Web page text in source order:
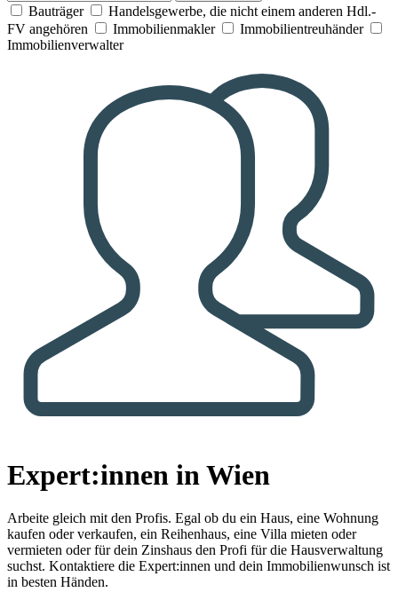
Bauträger
Handelsgewerbe, die nicht einem anderen Hdl.-
FV angehören
Immobilienmakler
Immobilientreuhänder
Immobilienverwalter
Expert:innen in Wien
Arbeite gleich mit den Profis. Egal ob du ein Haus, eine Wohnung
kaufen oder verkaufen, ein Reihenhaus, eine Villa mieten oder
vermieten oder für dein Zinshaus den Profi für die Hausverwaltung
suchst. Kontaktiere die Expert:innen und dein Immobilienwunsch ist
in besten Händen.